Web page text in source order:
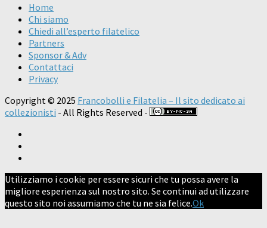
Home
Chi siamo
Chiedi all’esperto filatelico
Partners
Sponsor & Adv
Contattaci
Privacy
Copyright © 2025 Francobolli e Filatelia – Il sito dedicato ai
collezionisti - All Rights Reserved -
Utilizziamo i cookie per essere sicuri che tu possa avere la
migliore esperienza sul nostro sito. Se continui ad utilizzare
questo sito noi assumiamo che tu ne sia felice.Ok